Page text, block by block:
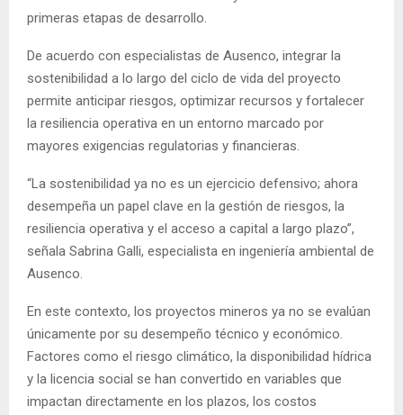
primeras etapas de desarrollo.
De acuerdo con especialistas de Ausenco, integrar la
sostenibilidad a lo largo del ciclo de vida del proyecto
permite anticipar riesgos, optimizar recursos y fortalecer
la resiliencia operativa en un entorno marcado por
mayores exigencias regulatorias y financieras.
“La sostenibilidad ya no es un ejercicio defensivo; ahora
desempeña un papel clave en la gestión de riesgos, la
resiliencia operativa y el acceso a capital a largo plazo”,
señala Sabrina Galli, especialista en ingeniería ambiental de
Ausenco.
En este contexto, los proyectos mineros ya no se evalúan
únicamente por su desempeño técnico y económico.
Factores como el riesgo climático, la disponibilidad hídrica
y la licencia social se han convertido en variables que
impactan directamente en los plazos, los costos